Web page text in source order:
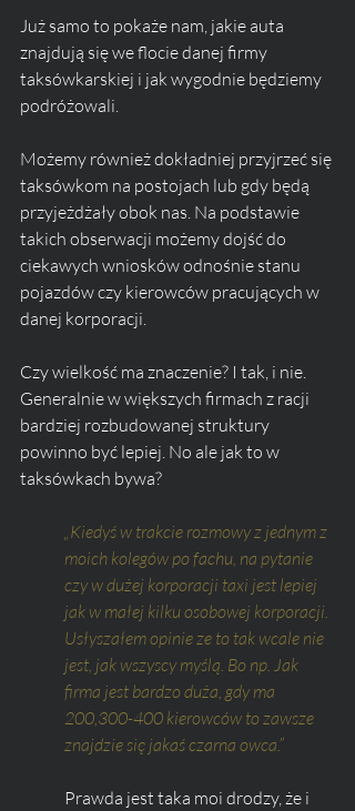
Już samo to pokaże nam, jakie auta
znajdują się we flocie danej firmy
taksówkarskiej i jak wygodnie będziemy
podróżowali.
Możemy również dokładniej przyjrzeć się
taksówkom na postojach lub gdy będą
przyjeżdżały obok nas. Na podstawie
takich obserwacji możemy dojść do
ciekawych wniosków odnośnie stanu
pojazdów czy kierowców pracujących w
danej korporacji.
Czy wielkość ma znaczenie? I tak, i nie.
Generalnie w większych firmach z racji
bardziej rozbudowanej struktury
powinno być lepiej. No ale jak to w
taksówkach bywa?
„Kiedyś w trakcie rozmowy z jednym z
moich kolegów po fachu, na pytanie
czy w dużej korporacji taxi jest lepiej
jak w małej kilku osobowej korporacji.
Usłyszałem opinie ze to tak wcale nie
jest, jak wszyscy myślą. Bo np. Jak
firma jest bardzo duża, gdy ma
200,300-400 kierowców to zawsze
znajdzie się jakaś czarna owca.”
Prawda jest taka moi drodzy, że i